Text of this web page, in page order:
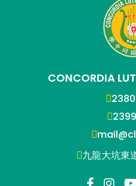
CONCORDIA
九龍大坑東